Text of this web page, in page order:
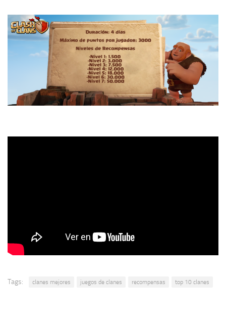
Tags: clanes mejores juegos de clanes recompensas top 10 clanes